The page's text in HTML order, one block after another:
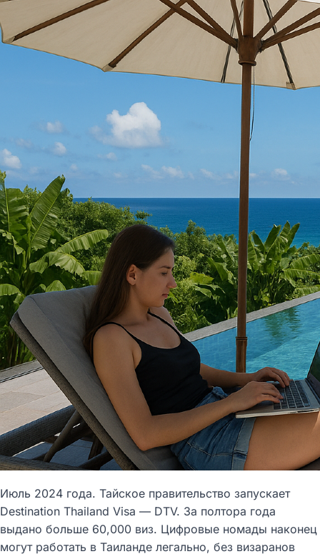
Июль 2024 года. Тайское правительство запускает
Destination Thailand Visa — DTV. За полтора года
выдано больше 60,000 виз. Цифровые номады наконец
могут работать в Таиланде легально, без визаранов